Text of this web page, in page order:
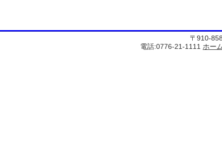
〒910-
電話:0776-21-1111 ホー